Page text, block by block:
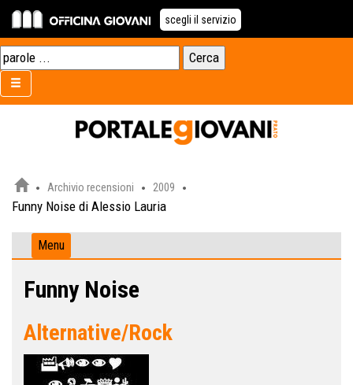
scegli il servizio
Archivio recensioni 2009
Funny Noise di Alessio Lauria
Menu
Funny Noise
Alternative/Rock